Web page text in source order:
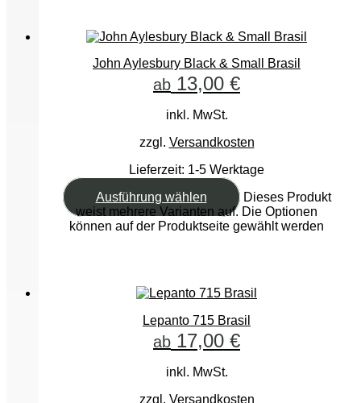
John Aylesbury Black & Small Brasil
ab 13,00 €
inkl. MwSt.
zzgl. Versandkosten
Lieferzeit: 1-5 Werktage
Ausführung wählen
Dieses Produkt
weist mehrere Varianten auf. Die Optionen
können auf der Produktseite gewählt werden
Lepanto 715 Brasil
ab 17,00 €
inkl. MwSt.
zzgl. Versandkosten